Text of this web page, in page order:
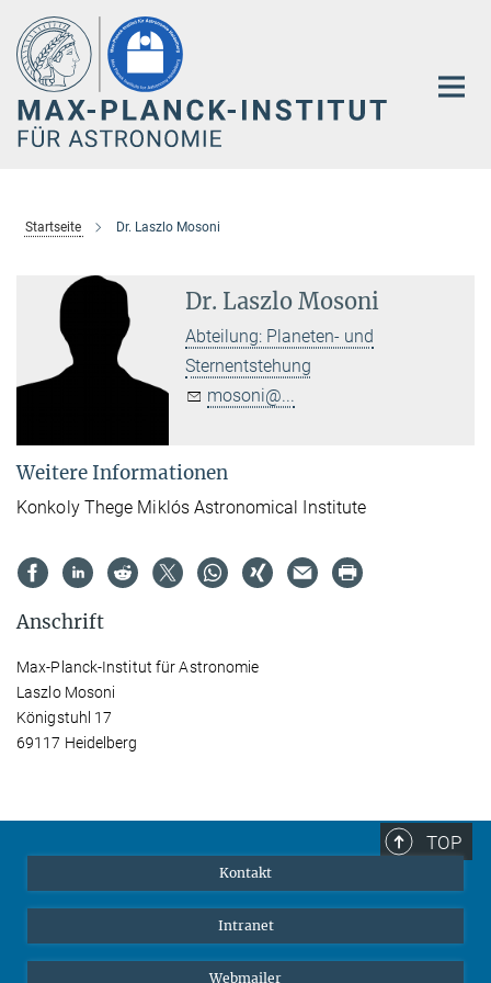
Hauptinhalt
Startseite Dr. Laszlo Mosoni
Dr. Laszlo Mosoni
Abteilung: Planeten- und
Sternentstehung
mosoni@...
Weitere Informationen
Konkoly Thege Miklós Astronomical Institute
Anschrift
Max-Planck-Institut für Astronomie
Laszlo Mosoni
Königstuhl 17
69117 Heidelberg
TOP
Kontakt
Intranet
Webmailer